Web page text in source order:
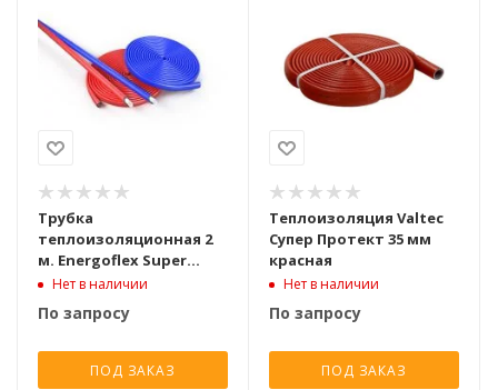
Трубка
теплоизоляционная 2
м. Energoflex Super
Protect S 15/6-2 вн. D 15
изол. 6 мм.
Нет в наличии
По запросу
ПОД ЗАКАЗ
Теплоизоляция Valtec
Супер Протект 35 мм
красная
Нет в наличии
По запросу
ПОД ЗАКАЗ